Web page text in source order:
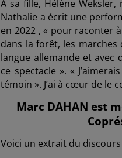
À sa fille, Hélène
Nathalie a écrit une
en 2022 , « pour raconter
dans la forêt, les marches
langue allemande et avec
ce spectacle ». «
témoin ». J’ai à cœur de le
Marc DAHAN est
Voici un extrait du